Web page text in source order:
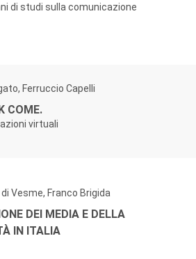
di studi sulla comunicazione
Ferruccio Capelli
COME.
virtuali
Vesme, Franco Brigida
DEI MEDIA E DELLA
IN ITALIA